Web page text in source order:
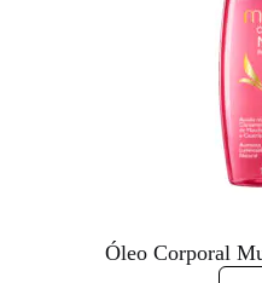
Óleo Corporal